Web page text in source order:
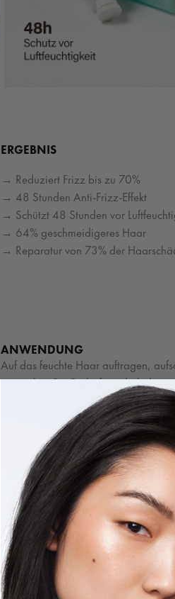
ERGEBNIS
→ Reduziert Frizz bis zu 70%
→ 48 Stunden Anti-Frizz-Effekt
→ Schützt 48 Stunden vor
→ 64% geschmeidigeres Haar
→ Reparatur von 73% der
ANWENDUNG
Auf das feuchte Haar auftragen,
ausspülen. Bei Bedarf wiederholen.
Die Formel mit
Der Duft –